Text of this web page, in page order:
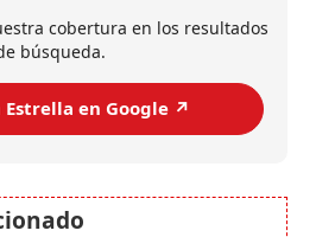
cobertura en los resultados
búsqueda.
Estrella en Google ↗️